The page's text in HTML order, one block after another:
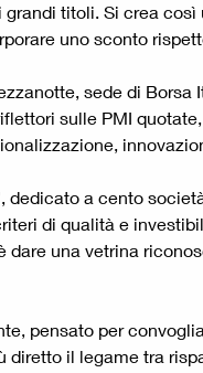
titoli. Si crea
uno sconto
sede di Borsa
sulle PMI
dedicato a cento
di qualità e
una vetrina
pensato per
il legame tra